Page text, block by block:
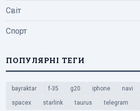
Світ
Спорт
ПОПУЛЯРНІ ТЕГИ
bayraktar f-35 g20 iphone navi
spacex starlink taurus telegram